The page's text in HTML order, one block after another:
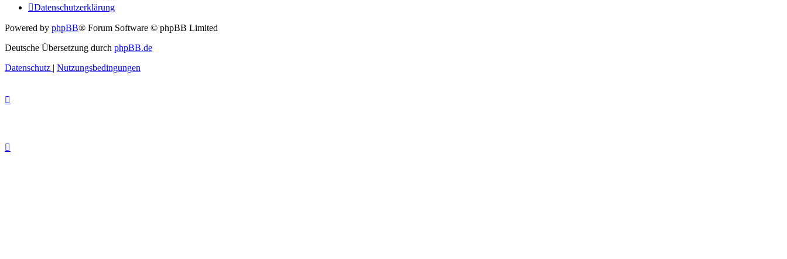
Datenschutzerklärung
Powered by phpBB® Forum Software © phpBB Limited
Deutsche Übersetzung durch phpBB.de
Datenschutz | Nutzungsbedingungen